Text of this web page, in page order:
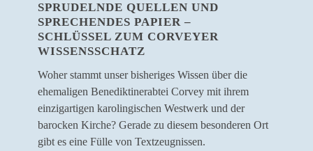
sprechendes
Papier
Schlüssel
Corveyer
Wissensschatz
SPRUDELNDE QUELLEN UND
SPRECHENDES PAPIER –
SCHLÜSSEL ZUM CORVEYER
WISSENSSCHATZ
Woher stammt unser bisheriges Wissen über die
ehemaligen Benediktinerabtei Corvey mit ihrem
einzigartigen karolingischen Westwerk und der
barocken Kirche? Gerade zu diesem besonderen Ort
gibt es eine Fülle von Textzeugnissen.